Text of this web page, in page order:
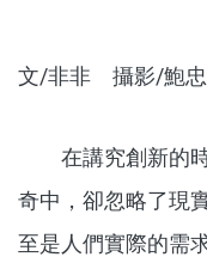
文/非非 攝影/鮑
在講究創新的時
奇中，卻忽略了現
至是人們實際的需求